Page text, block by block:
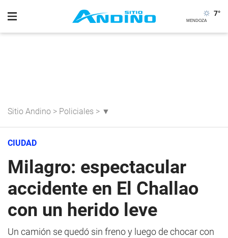
7°
Sitio Andino > Policiales > ▼
CIUDAD
Milagro: espectacular
accidente en El Challao
con un herido leve
Un camión se quedó sin freno y luego de chocar con